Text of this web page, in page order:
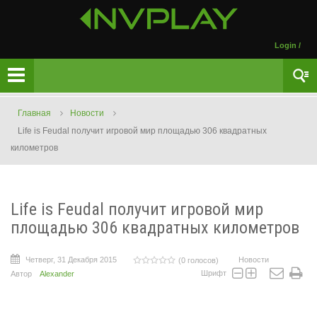
Login /
Главная
Новости
Life is Feudal получит игровой мир площадью 306 квадратных
километров
Life is Feudal получит игровой мир
площадью 306 квадратных километров
Четверг, 31 Декабря 2015 (0 голосов)
Новости
Автор
Alexander Шрифт